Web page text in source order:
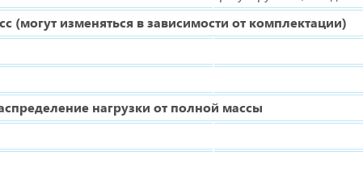
(могут изменяться в зависимости от комплектации)
нагрузки от полной массы